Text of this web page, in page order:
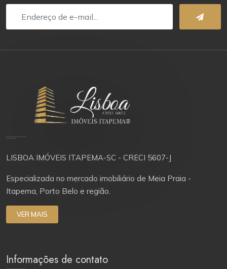
LISBOA IMÓVEIS ITAPEMA-SC - CRECI 5607-J
Especializada no mercado imobiliário de Meia Praia -
Itapema, Porto Belo e região.
VER MAIS
Informações de contato